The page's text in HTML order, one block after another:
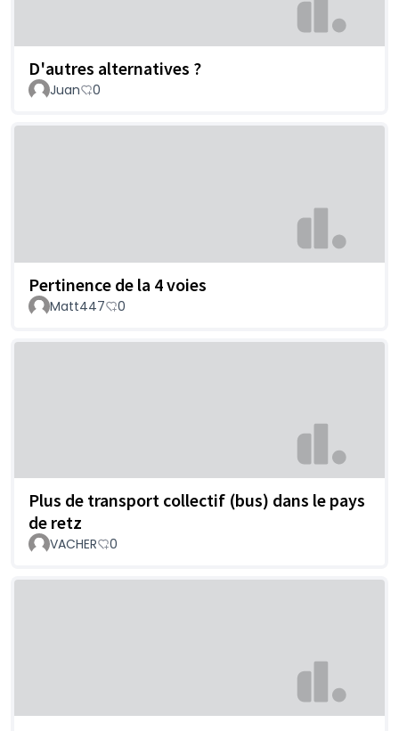
D'autres alternatives ?
Juan 0
Pertinence de la 4 voies
Matt447 0
Plus de transport collectif (bus) dans le pays
de retz
VACHER 0